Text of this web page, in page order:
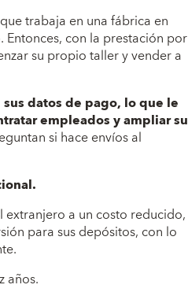
trabaja en una fábrica en
con la prestación por
su propio taller y vender a
sus datos de pago, lo que le
empleados y ampliar su
si hace envíos al
a un costo reducido,
para sus depósitos, con lo
años.